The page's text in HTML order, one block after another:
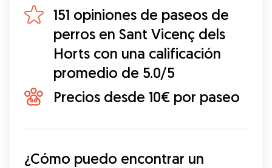
151 opiniones de paseos de
perros en Sant Vicenç dels
Horts con una calificación
promedio de 5.0/5
Precios desde 10€ por paseo
¿Cómo puedo encontrar un